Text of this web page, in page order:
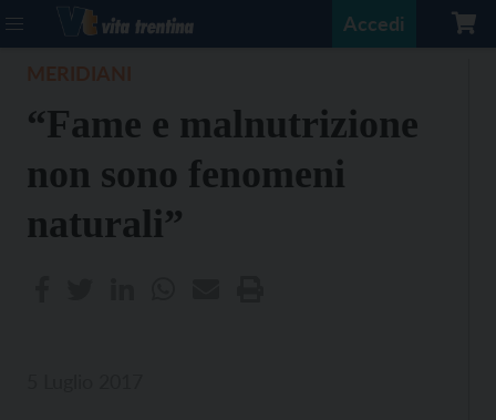
Accedi
“Fame e malnutrizione
non sono fenomeni
naturali”